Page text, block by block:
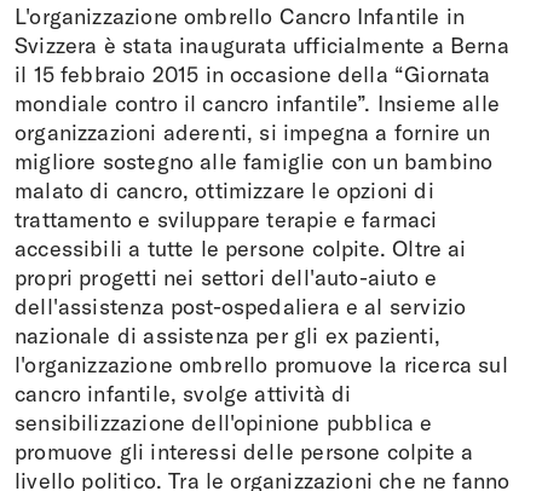
L'organizzazione ombrello Cancro Infantile in
Svizzera è stata inaugurata ufficialmente a Berna
il 15 febbraio 2015 in occasione della “Giornata
mondiale contro il cancro infantile”. Insieme alle
organizzazioni aderenti, si impegna a fornire un
migliore sostegno alle famiglie con un bambino
malato di cancro, ottimizzare le opzioni di
trattamento e sviluppare terapie e farmaci
accessibili a tutte le persone colpite. Oltre ai
propri progetti nei settori dell'auto-aiuto e
dell'assistenza post-ospedaliera e al servizio
nazionale di assistenza per gli ex pazienti,
l'organizzazione ombrello promuove la ricerca sul
cancro infantile, svolge attività di
sensibilizzazione dell'opinione pubblica e
promuove gli interessi delle persone colpite a
livello politico. Tra le organizzazioni che ne fanno